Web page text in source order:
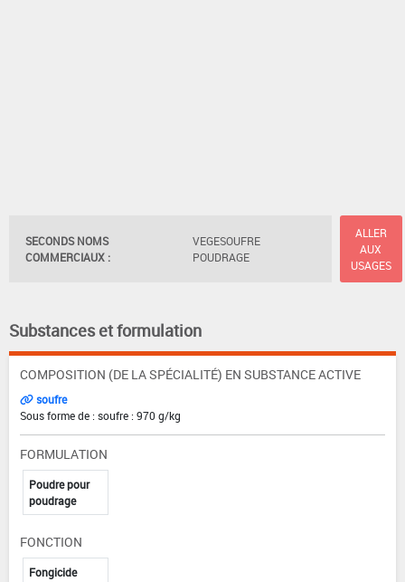
SECONDS NOMS
COMMERCIAUX :
VEGESOUFRE
POUDRAGE
ALLER
AUX
USAGES
Substances et formulation
COMPOSITION (DE LA SPÉCIALITÉ) EN SUBSTANCE ACTIVE
soufre
Sous forme de : soufre : 970 g/kg
FORMULATION
Poudre pour
poudrage
FONCTION
Fongicide